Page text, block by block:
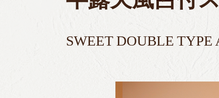
SWEET DOUBLE TYPE